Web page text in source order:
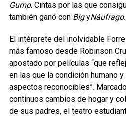
Gump. Cintas por las que
también ganó con BigyNáufrago.
El intérprete del inolvidable
más famoso desde Robinson
apostado por películas “que
en las que la condición humano
aspectos reconocibles”.
continuos cambios de hogar y
de sus padres, el teatro